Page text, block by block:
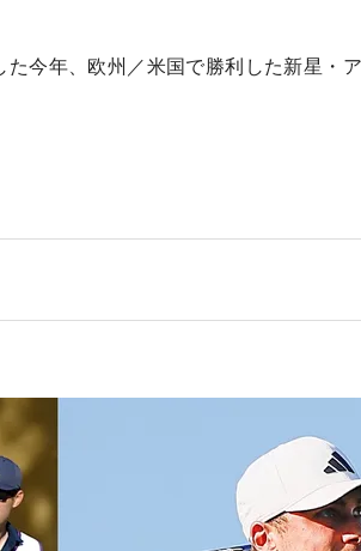
た今年、欧州／米国で勝利した新星・